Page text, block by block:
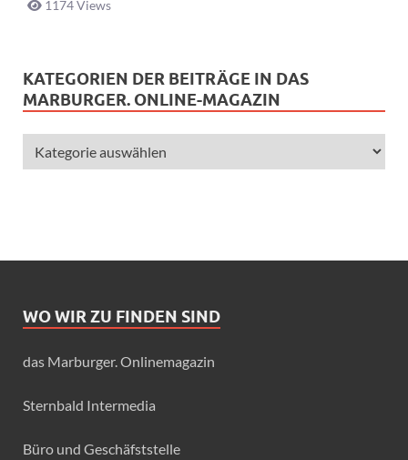
1174 Views
KATEGORIEN DER BEITRÄGE IN DAS
MARBURGER. ONLINE-MAGAZIN
WO WIR ZU FINDEN SIND
das Marburger. Onlinemagazin
Sternbald Intermedia
Büro und Geschäfststelle